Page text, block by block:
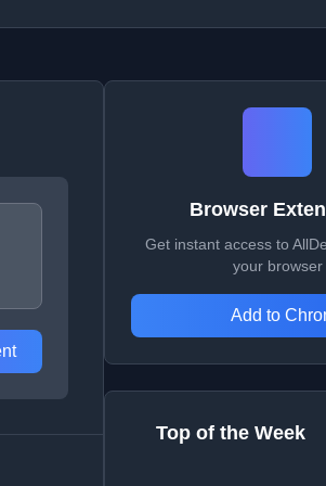
Browser
Get instant access to
your browser
Add to
Top of the Week